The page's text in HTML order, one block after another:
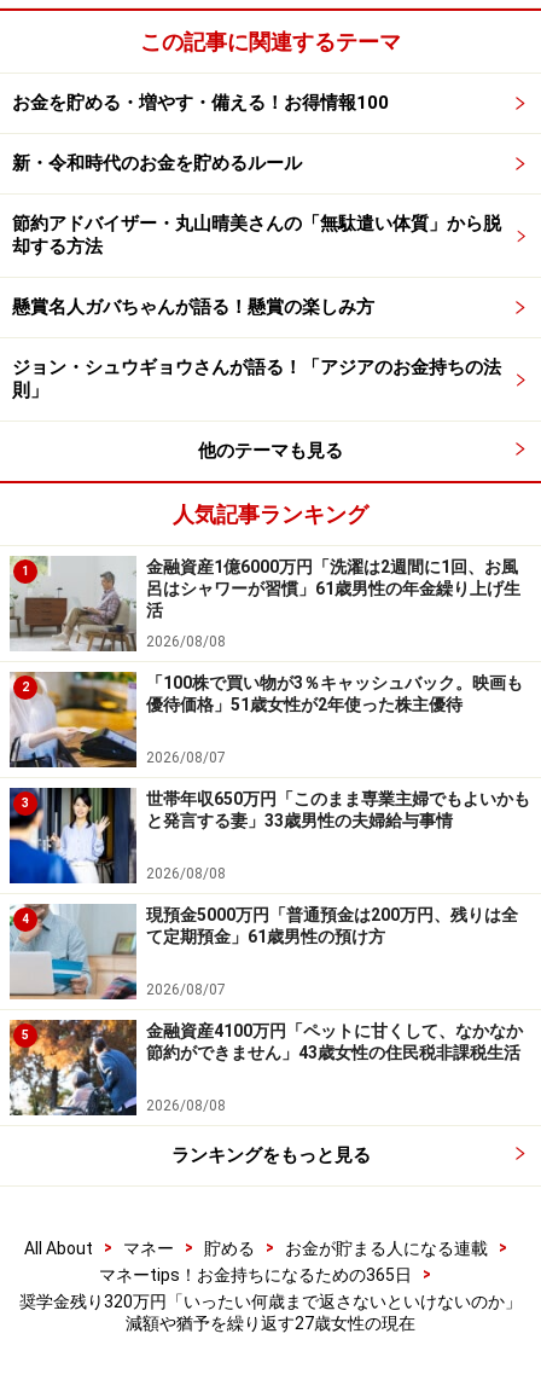
なったらいいのにとは思います」とコメントされていま
した。
奨学金の返済に関するエピソードを募集中
です
奨学金の借入・返済にまつわるエピソードをお寄せくだ
ーーーーーーーーーーーーーーーー
※本文中のコメントは、投稿内容をもとに読みやすく再
構成しています
※エピソードは投稿者の当時のものです。現在とはサー
ビスや金額などの情報が異なることがございます
※記事内容は執筆時点のものです。最新の内容をご確認くださ
い。
本記事の内容は一般的な情報提供を目的としており、特定の金融
商品や投資行動を推奨するものではありません。
投資や資産運用に関する最終的なご判断はご自身の責任において
行ってください。
掲載情報の正確性・完全性については十分に配慮しております
が、その内容を保証するものではなく、これに基づく損失・損害
などについて当社は一切の責任を負いません。
最新の情報や詳細については、必ず各金融機関やサービス提供者
の公式情報をご確認ください。
【編集部からのお知らせ】
・「家計」について、アンケート（2026/8/31まで）
中です！
※抽選で20名にAmazonギフト券1000円分プレゼント
※謝礼付きの限定アンケートやモニター企画に参加が可能に
なります
この記事に関連するテーマ
お金を貯める・増やす・備える！お得情報100
新・令和時代のお金を貯めるルール
節約アドバイザー・丸山晴美さんの「無駄遣い体質」から脱
却する方法
懸賞名人ガバちゃんが語る！懸賞の楽しみ方
ジョン・シュウギョウさんが語る！「アジアのお金持ちの法
則」
他のテーマも見る
人気記事ランキング
1
金融資産1億6000万円「洗濯は2週間に1回、お風
呂はシャワーが習慣」61歳男性の年金繰り上げ生
活
2026/08/08
2
「100株で買い物が3％キャッシュバック。映画も
優待価格」51歳女性が2年使った株主優待
2026/08/07
3
世帯年収650万円「このまま専業主婦でもよいかも
と発言する妻」33歳男性の夫婦給与事情
2026/08/08
4
現預金5000万円「普通預金は200万円、残りは全
て定期預金」61歳男性の預け方
2026/08/07
5
金融資産4100万円「ペットに甘くして、なかなか
節約ができません」43歳女性の住民税非課税生活
2026/08/08
ランキングをもっと見る
All About > マネー > 貯める > お金が貯まる人になる連載
>
マネーtips！お金持ちになるための365日
>
奨学金残り320万円「いったい何歳まで返さないといけないのか」
減額や猶予を繰り返す27歳女性の現在